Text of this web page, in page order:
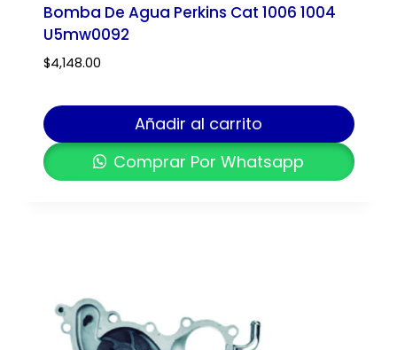
Bomba De Agua Perkins Cat 1006 1004
U5mw0092
$4,148.00
Añadir al carrito
Comprar Por Whatsapp